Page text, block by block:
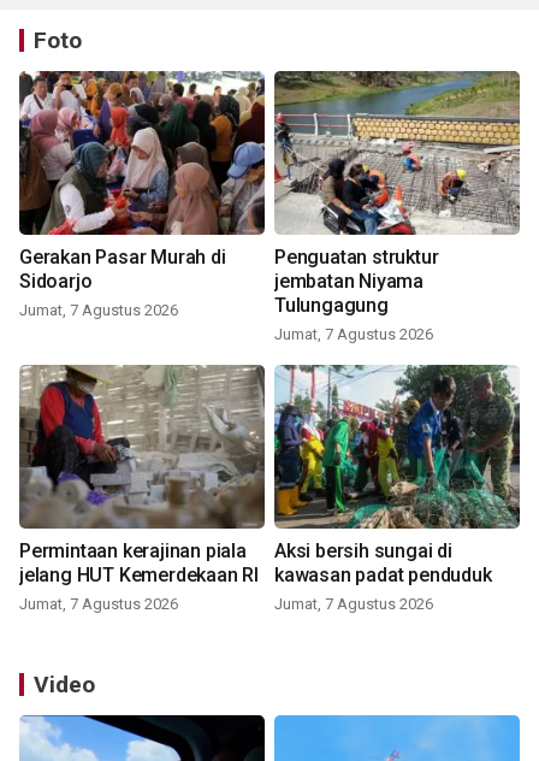
Foto
Gerakan Pasar Murah di
Sidoarjo
Jumat, 7 Agustus 2026
Penguatan struktur
jembatan Niyama
Tulungagung
Jumat, 7 Agustus 2026
Permintaan kerajinan piala
jelang HUT Kemerdekaan RI
Jumat, 7 Agustus 2026
Aksi bersih sungai di
kawasan padat penduduk
Jumat, 7 Agustus 2026
Video